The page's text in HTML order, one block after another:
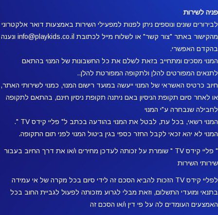
פניה לשירות
לבירורים שונים ונוספים ניתן לפנות למפעילי השירות באמצעות דואר אלקטרוני
מהקישור באתר "צור קשר" או לשלוח מייל לכתובת info@playkids.co.il ונענה
בהקדם האפשרי.
המנוי מסכים ומתחייב בזאת לשלם את כל החשבונות של המנוי בהתאם
לתנאים המפורטים להלן ולתקופה המפורטת להלן..
חיוב כרטיס האשראי של המנוי ייעשה במועד רישום המנוי, כמנוי לשירותי האתר,
או לאחר סיום תקופת הניסיון באם ניתנה תקופת ניסיון חינם, בהתאם לתקופה
לחבילה שנבחרה ע"י המנוי
המנוי רשאי, בכל עת, לבטל את המנוי בהודעה בכתב ל" פליי קידס TV ".
המנוי לא יהא זכאי לקבל החזר כספי בגין ביטול המנוי לפני תום התקופה.
" פליי קידס TV " שומרת על זכותה לעדכן מחירים ו/או את דרך החיוב בעבור
שירותי השירות
לפליי קידס TV הזכות להביא הסכם זה לידי סיום בכל מקרה של אי עמידה
בתנאי ומועדי התשלום, וזאת מבלי לגרוע מזכותה לפעול לגביית החוב בכל
האמצעים העומדים לה על פי דין ו/או הסכם זה